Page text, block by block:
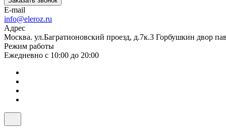
E-mail
info@eleroz.ru
Адрес
Москва. ул.Багратионовский проезд, д.7к.3 Горбушкин двор
Режим работы
Ежедневно с 10:00 до 20:00